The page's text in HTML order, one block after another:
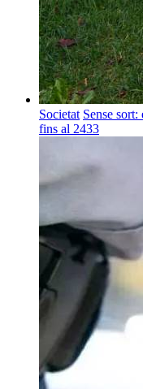
Societat Sense
fins al 2433